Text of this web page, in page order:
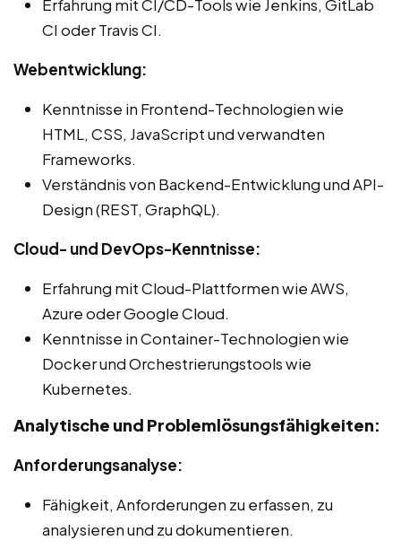
Erfahrung mit CI/CD-Tools wie Jenkins, GitLab
CI oder Travis CI.
Webentwicklung:
Kenntnisse in Frontend-Technologien wie
HTML, CSS, JavaScript und verwandten
Frameworks.
Verständnis von Backend-Entwicklung und API-
Design (REST, GraphQL).
Cloud- und DevOps-Kenntnisse:
Erfahrung mit Cloud-Plattformen wie AWS,
Azure oder Google Cloud.
Kenntnisse in Container-Technologien wie
Docker und Orchestrierungstools wie
Kubernetes.
Analytische und Problemlösungsfähigkeiten:
Anforderungsanalyse:
Fähigkeit, Anforderungen zu erfassen, zu
analysieren und zu dokumentieren.